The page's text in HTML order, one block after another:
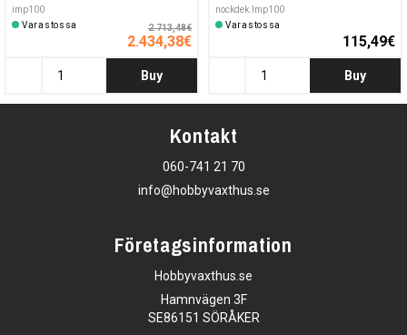
imp100
Varastossa
2.713,48€
2.434,38€
Buy
nockdek.Imp100
Varastossa
115,49€
Buy
Kontakt
060-741 21 70
info@hobbyvaxthus.se
Företagsinformation
Hobbyvaxthus.se
Hamnvägen 3F
SE86151 SÖRÅKER